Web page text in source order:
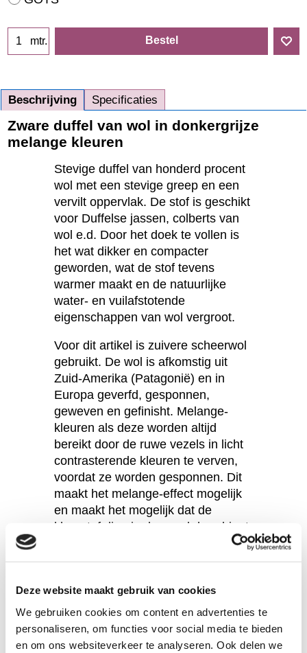
Deze website maakt gebruik van cookies
We gebruiken cookies om content en advertenties te
personaliseren, om functies voor social media te bieden
en om ons websiteverkeer te analyseren. Ook delen we
mtr. Bestel
Beschrijving Specificaties
Zware duffel van wol in donkergrijze
melange kleuren
Stevige duffel van honderd procent
wol met een stevige greep en een
vervilt oppervlak. De stof is geschikt
voor Duffelse jassen, colberts van
wol e.d. Door het doek te vollen is
het wat dikker en compacter
geworden, wat de stof tevens
warmer maakt en de natuurlijke
water- en vuilafstotende
eigenschappen van wol vergroot.
Voor dit artikel is zuivere scheerwol
gebruikt. De wol is afkomstig uit
Zuid-Amerika (Patagonië) en in
Europa geverfd, gesponnen,
geweven en gefinisht. Melange-
kleuren als deze worden altijd
bereikt door de ruwe vezels in licht
contrasterende kleuren te verven,
voordat ze worden gesponnen. Dit
maakt het melange-effect mogelijk
en maakt het mogelijk dat de
kleurstof diep in de vezel doordringt,
wat bijdraagt aan een goede was-
en kleurechtheid.
Vraag een staal aan
De minimum bestelling van al onze